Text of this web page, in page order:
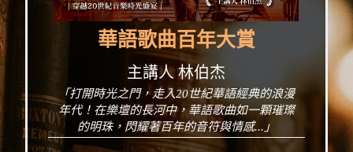
華語歌曲百年大賞
主講人 林伯杰
「打開時光之門，走入20世紀華語經典的浪漫
年代！在樂壇的長河中，華語歌曲如一顆璀璨
的明珠，閃耀著百年的音符與情感...」